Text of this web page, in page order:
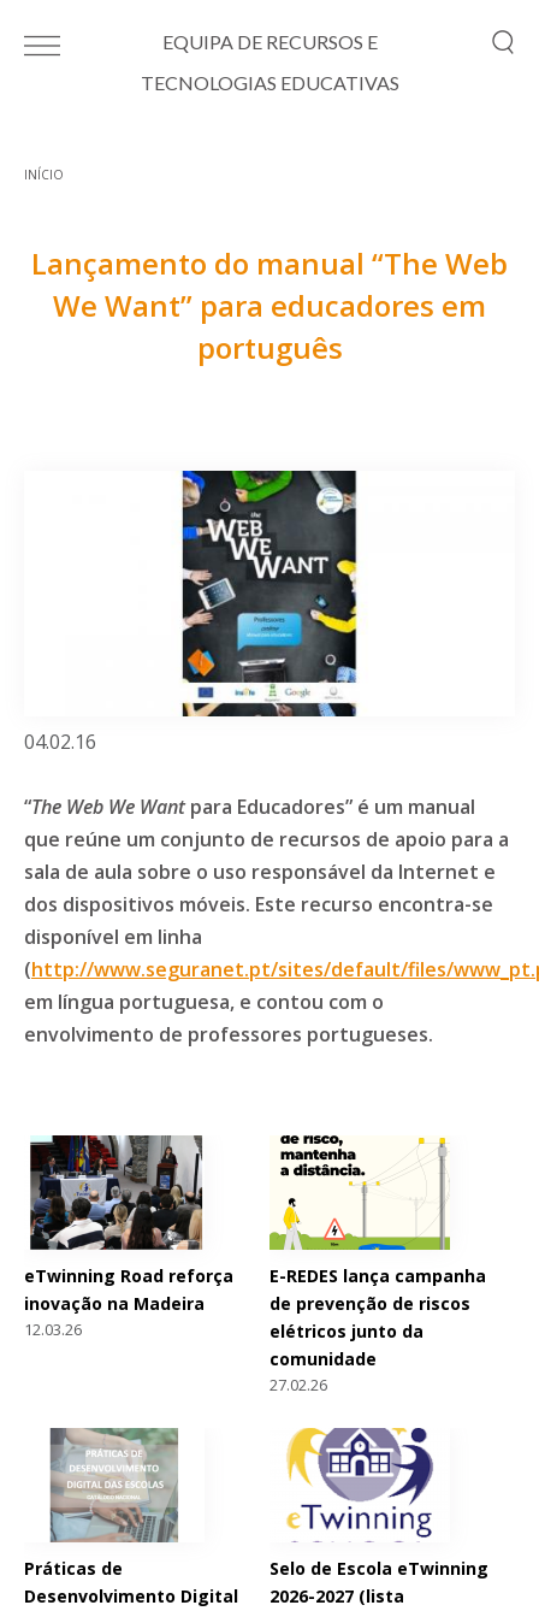
EQUIPA DE RECURSOS E
TECNOLOGIAS EDUCATIVAS
INÍCIO
Lançamento do manual “The Web
We Want” para educadores em
português
04.02.16
“The Web We Wantpara Educadores” é um manual
que reúne um conjunto de recursos de apoio para a
sala de aula sobre o uso responsável da Internet e
dos dispositivos móveis. Este recurso encontra-se
disponível em linha
(http://www.seguranet.pt/sites/default/files/
em língua portuguesa, e contou com o
envolvimento de professores portugueses.
eTwinning Road reforça
inovação na Madeira
12.03.26
E-REDES lança campanha
de prevenção de riscos
elétricos junto da
comunidade
27.02.26
Práticas de
Desenvolvimento Digital
Selo de Escola eTwinning
2026-2027 (lista